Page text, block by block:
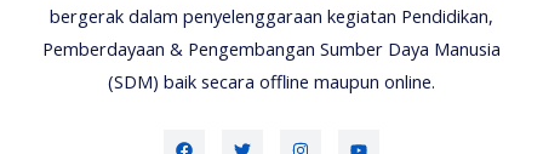
bergerak dalam penyelenggaraan kegiatan Pendidikan,
Pemberdayaan & Pengembangan Sumber Daya Manusia
(SDM) baik secara offline maupun online.